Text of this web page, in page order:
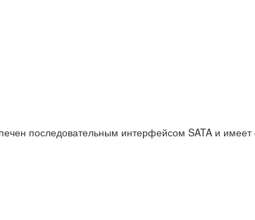
последовательным интерфейсом SATA и